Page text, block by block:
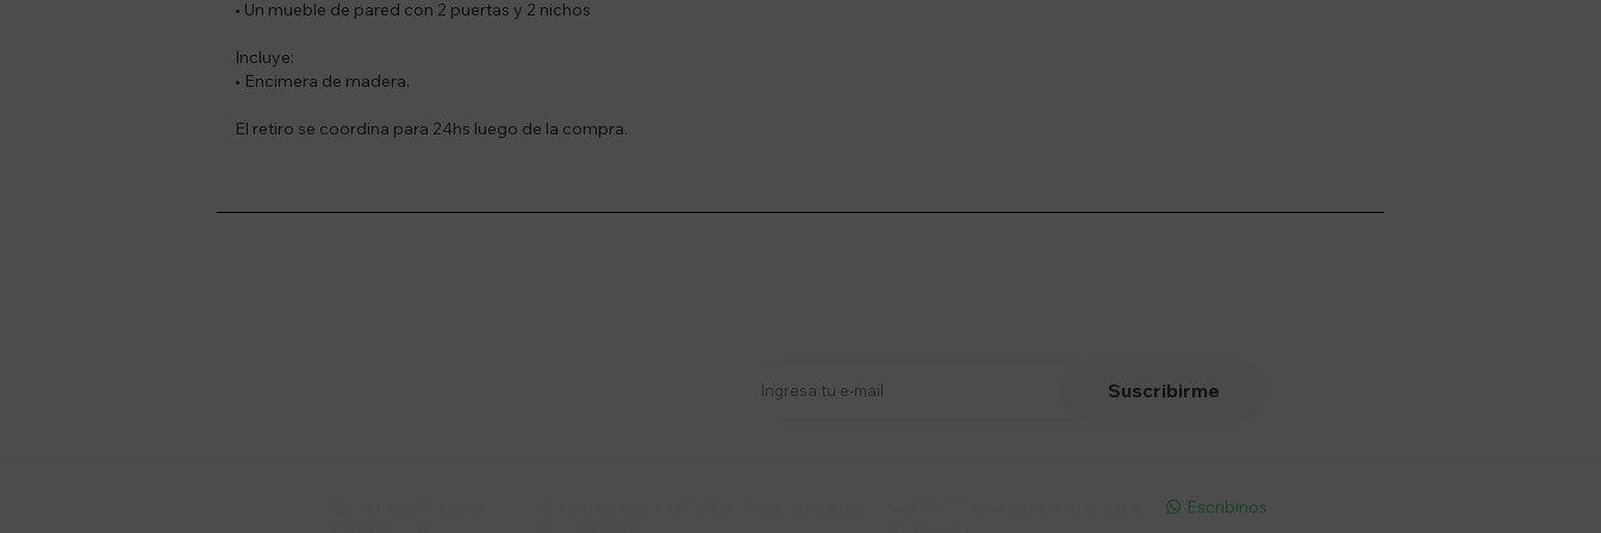
• Un mueble de pared con 2 puertas y 2 nichos
Incluye:
• Encimera de madera.
El retiro se coordina para 24hs luego de la compra.
Suscribirme
 Escribinos